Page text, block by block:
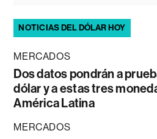
NOTICIAS DEL DÓLAR HOY
MERCADOS
Dos datos pondrán a
dólar y a estas tres
América Latina
MERCADOS